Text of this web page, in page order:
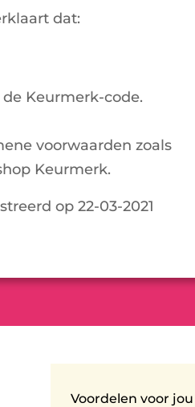
dat:
Keurmerk-code.
voorwaarden zoals
Keurmerk.
op 22-03-2021
Voordelen voor jou